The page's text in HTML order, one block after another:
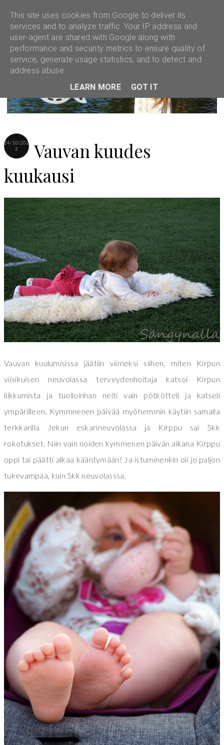
24/10/202
2
Vauvan kuudes
kuukausi
Vauvan kuulumisissa jäätiin viimeksi siihen, miten Kirpun
viisikuisen neuvolassa terveydenhoitaja katsoi Kirpun
liikkumista ja tuolloinhan neiti vain pötkötteli ja katseli
ympärilleen. Kymmnenen päivää myöhemmin käytiin samalla
terkkarilla Jekun eskarineuvolassa ja Kirppu sai 5kk
rokotukset. Niin vain noiden kymmenen päivän aikana Kirppu
oppi tai päätti alkaa kääntymään! Ja istuminenkin oli jo paljon
tukevampaa, kuin 5kk neuvolasssa.
This site uses cookies from Google to deliver its
services and to analyze traffic. Your IP address and
user-agent are shared with Google along with
performance and security metrics to ensure quality of
service, generate usage statistics, and to detect and
address abuse.
LEARN MORE
GOT IT